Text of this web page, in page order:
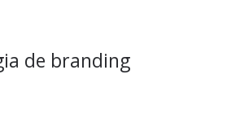
de branding